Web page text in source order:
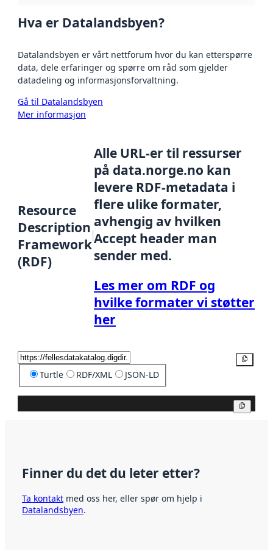
Hva er Datalandsbyen?
Datalandsbyen er vårt nettforum hvor du kan etterspørre
data, dele erfaringer og spørre om råd som gjelder
datadeling og informasjonsforvaltning.
Gå til Datalandsbyen
Mer informasjon
Resource
Description
Framework
(RDF)
Alle URL-er til ressurser
på data.norge.no kan
levere RDF-metadata i
flere ulike formater,
avhengig av hvilken
Accept header man
sender med.
Les mer om RDF og
hvilke formater vi støtter
her
Turtle RDF/XML JSON-LD
Finner du det du leter etter?
Ta kontakt med oss her, eller spør om hjelp i
Datalandsbyen.